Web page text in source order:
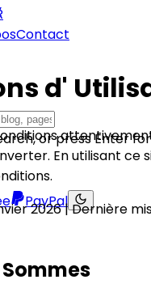
Contact
or press Enter
PayPal
d'
En utilisant ce
2026 | Dernière
Sommes